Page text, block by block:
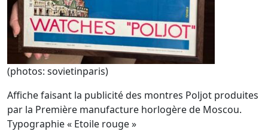
(photos: sovietinparis)
Affiche faisant la publicité des montres Poljot produites
par la Première manufacture horlogère de Moscou.
Typographie « Etoile rouge »